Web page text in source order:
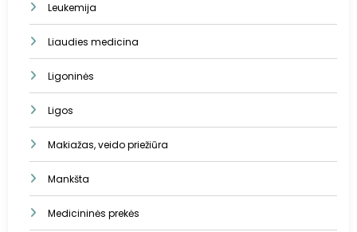
Leukemija
Liaudies medicina
Ligoninės
Ligos
Makiažas, veido priežiūra
Mankšta
Medicininės prekės